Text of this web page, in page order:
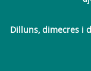
Dilluns, dimecres i